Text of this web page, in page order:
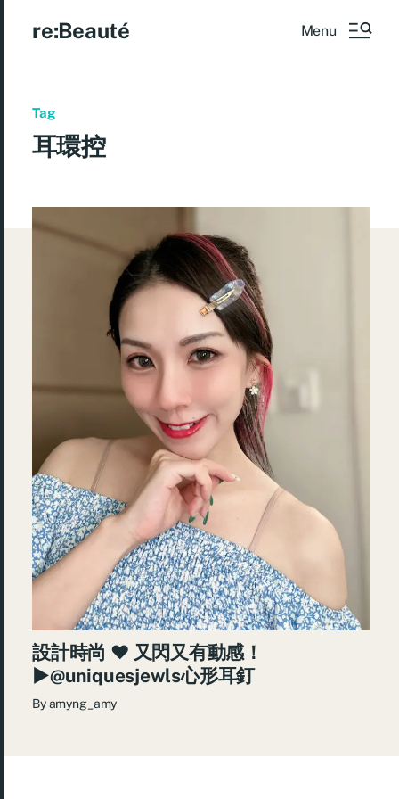
re:Beauté Menu
Tag
耳環控
設計時尚 ♥ 又閃又有動感！
►@uniquesjewls心形耳釘
Byamyng_amy